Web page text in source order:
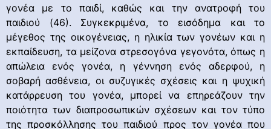
γονέα με το παιδί, καθώς και την ανατροφή του
παιδιού (46). Συγκεκριμένα, το εισόδημα και το
μέγεθος της οικογένειας, η ηλικία των γονέων και η
εκπαίδευση, τα μείζονα στρεσογόνα γεγονότα, όπως η
απώλεια ενός γονέα, η γέννηση ενός αδερφού, η
σοβαρή ασθένεια, οι συζυγικές σχέσεις και η ψυχική
κατάρρευση του γονέα, μπορεί να επηρεάζουν την
ποιότητα των διαπροσωπικών σχέσεων και τον τύπο
της προσκόλλησης του παιδιού προς τον γονέα που